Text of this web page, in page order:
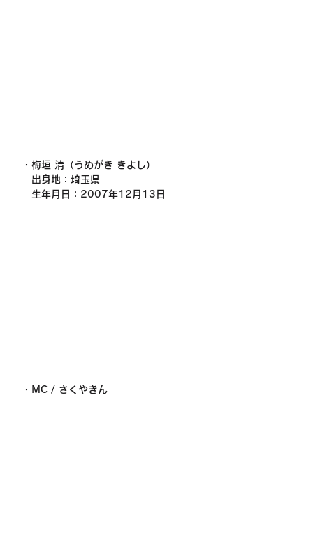
・梅垣 清（うめがき きよし）
出身地：埼玉県
生年月日：2007年12月13日
・MC / さくやきん